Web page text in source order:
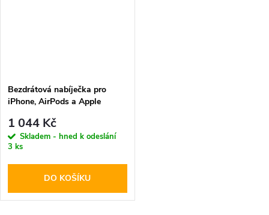
Bezdrátová nabíječka pro
iPhone, AirPods a Apple
A43 MagSafe Pink
1 044 Kč
Skladem - hned k odeslání
3 ks
DO KOŠÍKU